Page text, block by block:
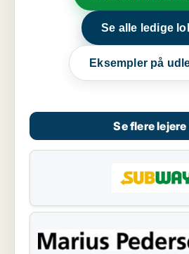
Se alle ledige
Eksempler på
Se flere lejere